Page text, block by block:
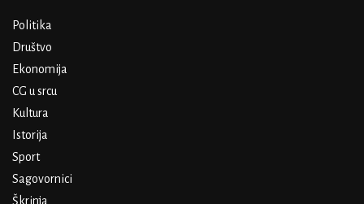
Politika
Društvo
Ekonomija
CG u srcu
Kultura
Istorija
Sport
Sagovornici
Škrinja